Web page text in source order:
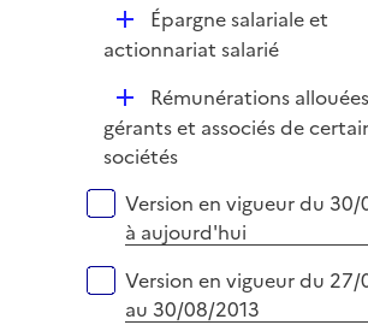
l
r
D
é
i
e
r
Épargne salariale et
actionnariat salarié
D
é
p
i
e
r
Rémunérations
gérants et associés de
sociétés
Versions sur la période
Version en vigueur du 30/
à aujourd'hui
Version en vigueur du 27/
au 30/08/2013